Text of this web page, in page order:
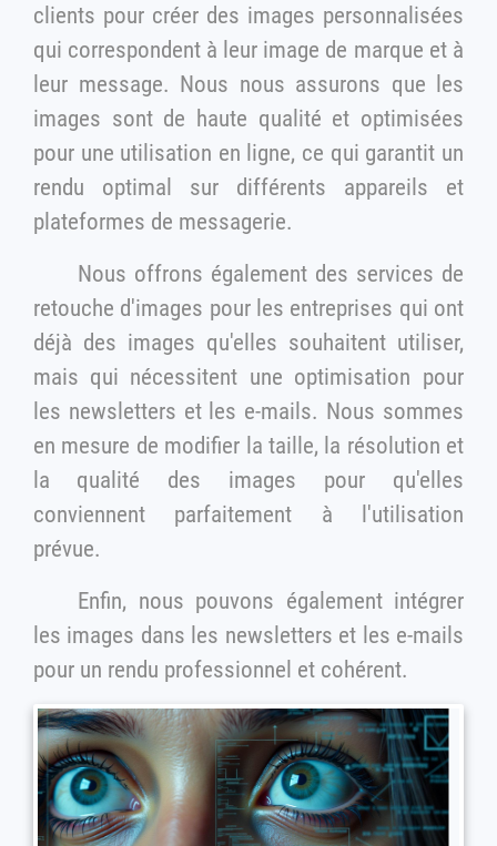
clients pour créer des images personnalisées
qui correspondent à leur image de marque et à
leur message. Nous nous assurons que les
images sont de haute qualité et optimisées
pour une utilisation en ligne, ce qui garantit un
rendu optimal sur différents appareils et
plateformes de messagerie.
Nous offrons également des services de
retouche d'images pour les entreprises qui ont
déjà des images qu'elles souhaitent utiliser,
mais qui nécessitent une optimisation pour
les newsletters et les e-mails. Nous sommes
en mesure de modifier la taille, la résolution et
la qualité des images pour qu'elles
conviennent parfaitement à l'utilisation
prévue.
Enfin, nous pouvons également intégrer
les images dans les newsletters et les e-mails
pour un rendu professionnel et cohérent.